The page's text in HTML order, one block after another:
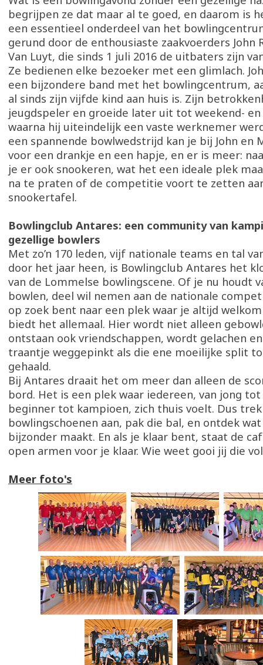
begrijpen ze dat maar al te goed, en daarom is
een essentieel onderdeel van het
gerund door de enthousiaste zaakvoerders John
Van Luyt, die sinds 1 juli 2016 de uitbaters zijn
Ze bedienen elke bezoeker met een glimlach.
een bijzondere band met het bowlingcentrum,
al sinds zijn vijfde kind aan huis is. Zijn
jeugdspeler en groeide later uit tot weekend-
waarna hij uiteindelijk een vaste werknemer
een spannende bowlwedstrijd kan je bij John en
voor een drankje en een hapje, en er is meer:
je er ook snookeren, wat het een ideale plek
na te praten of de competitie voort te zetten
snookertafel.
Bowlingclub Antares: een community van
gezellige bowlers
Met zo’n 170 leden, vijf nationale teams en tal
door het jaar heen, is Bowlingclub Antares het
van de Lommelse bowlingscene. Of je nu houdt
bowlen, deel wil nemen aan de nationale
op zoek bent naar een plek waar je altijd
biedt het allemaal. Hier wordt niet alleen
ontstaan ook vriendschappen, wordt gelachen
traantje weggepinkt als die ene moeilijke split
gehaald.
Bij Antares draait het om meer dan alleen de
bord. Het is een plek waar iedereen, van jong tot
beginner tot kampioen, zich thuis voelt. Dus
bowlingschoenen aan, pak die bal, en ontdek
bijzonder maakt. En als je klaar bent, staat de
open armen voor je klaar. Wie weet gooi jij die
Meer foto's